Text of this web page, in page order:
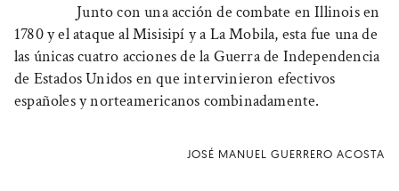
Junto con una acción de combate en Illinois en
1780 y el ataque al Misisipí y a La Mobila, esta fue una de
las únicas cuatro acciones de la Guerra de Independencia
de Estados Unidos en que intervinieron efectivos
españoles y norteamericanos combinadamente.
JOSÉ MANUEL GUERRERO ACOSTA